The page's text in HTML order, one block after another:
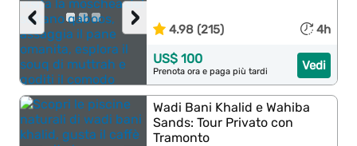
›
‹ 4.98 (215) 4h
Vedi
US$ 100
Prenota ora e paga più tardi
Wadi Bani Khalid e Wahiba
Sands: Tour Privato con
Tramonto